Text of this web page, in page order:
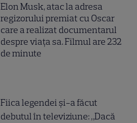
Elon Musk, atac la adresa
regizorului premiat cu Oscar
care a realizat documentarul
despre viața sa. Filmul are 232
de minute
Fiica legendei și-a făcut
debutul în televiziune: „Dacă